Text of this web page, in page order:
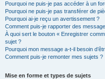
Pourquoi ne puis-je pas accéder à un
Pourquoi ne puis-je pas transférer de
Pourquoi ai-je reçu un avertissement ?
Comment puis-je rapporter des
À quoi sert le bouton « Enregistrer
sujet ?
Pourquoi mon message a-t-il besoin
Comment puis-je remonter mes sujets ?
Mise en forme et types de sujets